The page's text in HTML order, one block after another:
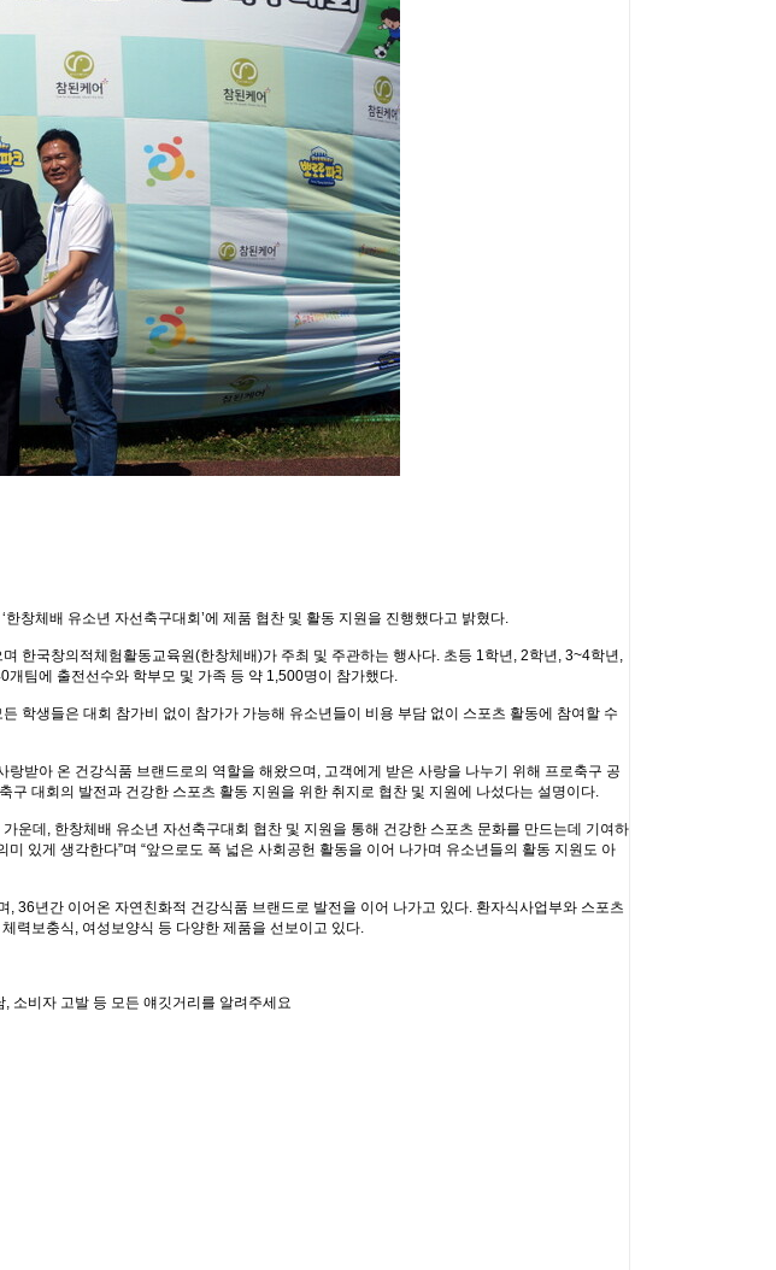
창체배 유소년 자선축구대회’에 제품 협찬 및 활동 지원을 진행했다고 밝혔다.
한국창의적체험활동교육원(한창체배)가 주최 및 주관하는 행사다. 초등 1학년, 2학년, 3~4학년,
팀에 출전선수와 학부모 및 가족 등 약 1,500명이 참가했다.
학생들은 대회 참가비 없이 참가가 가능해 유소년들이 비용 부담 없이 스포츠 활동에 참여할 수
받아 온 건강식품 브랜드로의 역할을 해왔으며, 고객에게 받은 사랑을 나누기 위해 프로축구 공
대회의 발전과 건강한 스포츠 활동 지원을 위한 취지로 협찬 및 지원에 나섰다는 설명이다.
운데, 한창체배 유소년 자선축구대회 협찬 및 지원을 통해 건강한 스포츠 문화를 만드는데 기여하
있게 생각한다”며 “앞으로도 폭 넓은 사회공헌 활동을 이어 나가며 유소년들의 활동 지원도 아
36년간 이어온 자연친화적 건강식품 브랜드로 발전을 이어 나가고 있다. 환자식사업부와 스포츠
력보충식, 여성보양식 등 다양한 제품을 선보이고 있다.
소비자 고발 등 모든 얘깃거리를 알려주세요